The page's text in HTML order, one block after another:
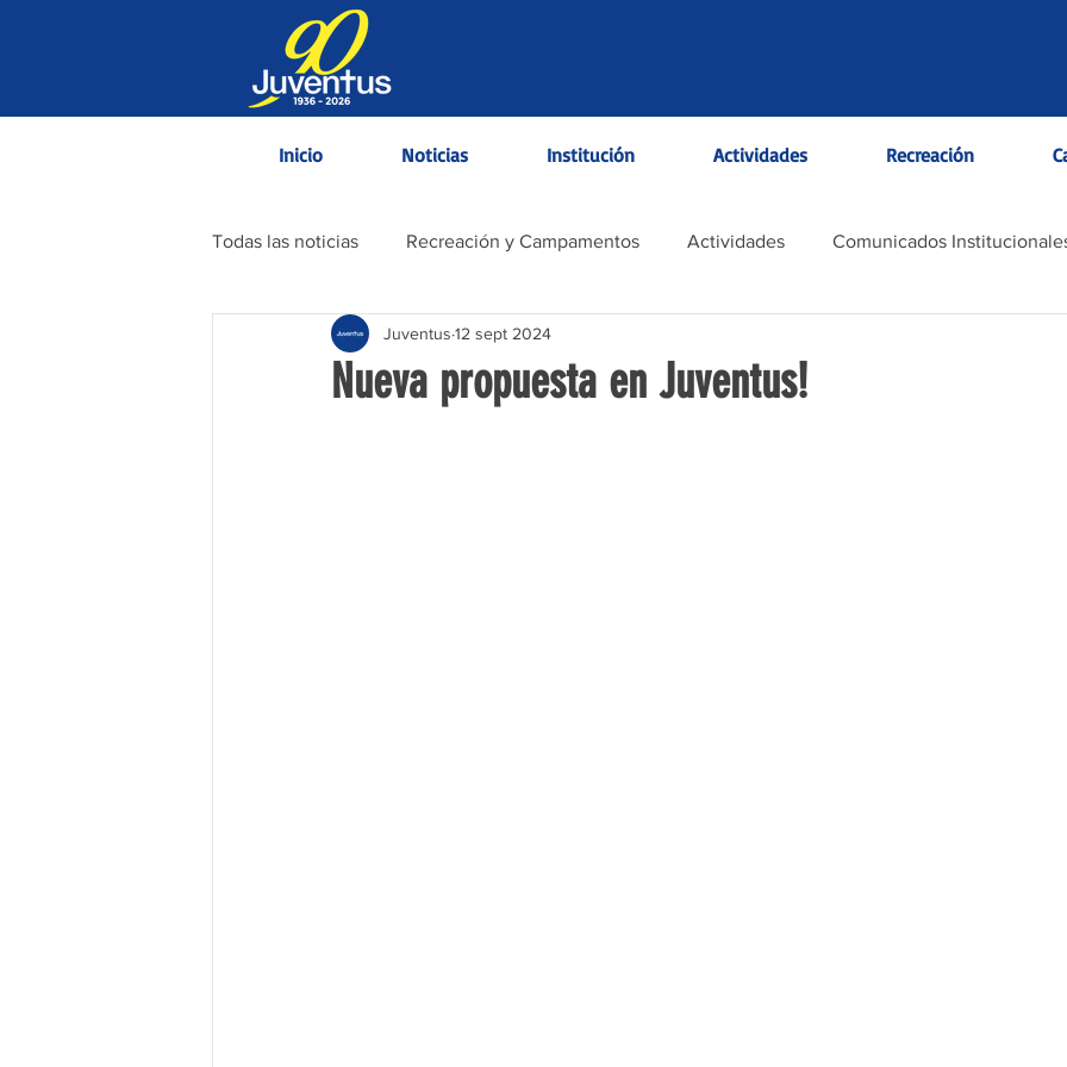
Inicio Noticias Institución Actividades Recreación
Todas las noticias Recreación y Campamentos Actividades Comunicados
Contenido Informativo
Nueva propuesta en Juventus!
Juventus 12 sept 2024